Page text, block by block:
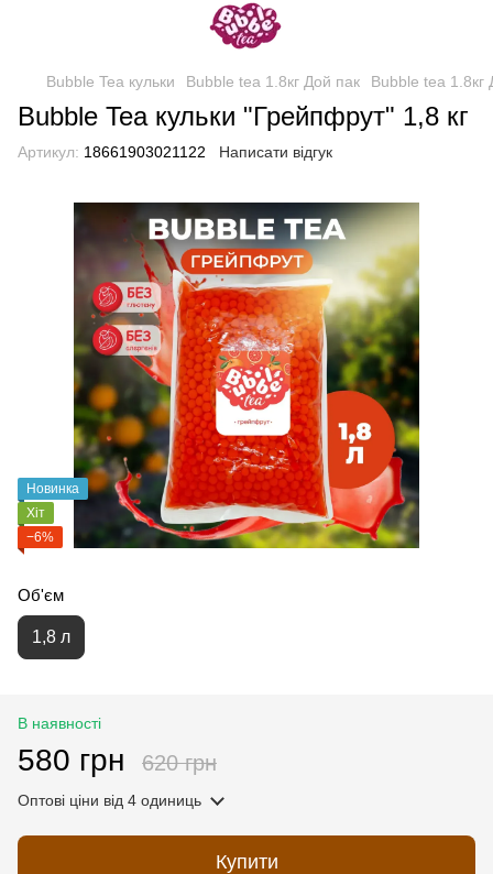
Bubble Tea кульки Bubble tea 1.8кг Дой пак Bubble tea 1.8кг
Bubble Tea кульки "Грейпфрут" 1,8 кг
Артикул: 18661903021122 Написати відгук
Новинка
Хіт
−6%
Об'єм
1,8 л
В наявності
580 грн 620 грн
Оптові ціни від 4 одиниць
Купити